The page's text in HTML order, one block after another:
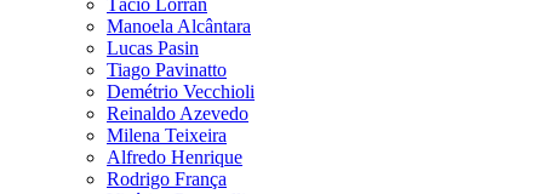
Manoela Alcântara
Lucas Pasin
Tiago Pavinatto
Demétrio Vecchioli
Reinaldo Azevedo
Milena Teixeira
Alfredo Henrique
Rodrigo França